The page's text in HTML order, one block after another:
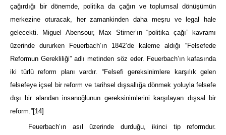
çağırdığı bir dönemde, politika da çağın ve toplumsal dönüşümün
merkezine oturacak, her zamankinden daha meşru ve legal hale
gelecekti. Miguel Abensour, Max Stirner’ın “politika çağı” kavramı
üzerinde dururken Feuerbach’ın 1842’de kaleme aldığı “Felsefede
Reformun Gerekliliği” adlı metinden söz eder. Feuerbach’ın kafasında
iki türlü reform planı vardır. “Felsefi gereksinimlere karşılık gelen
felsefeye içsel bir reform ve tarihsel dışsallığa dönmek yoluyla felsefe
dışı bir alandan insanoğlunun gereksinimlerini karşılayan dışsal bir
reform.”[14]
Feuerbach’ın asıl üzerinde durduğu, ikinci tip reformdur.